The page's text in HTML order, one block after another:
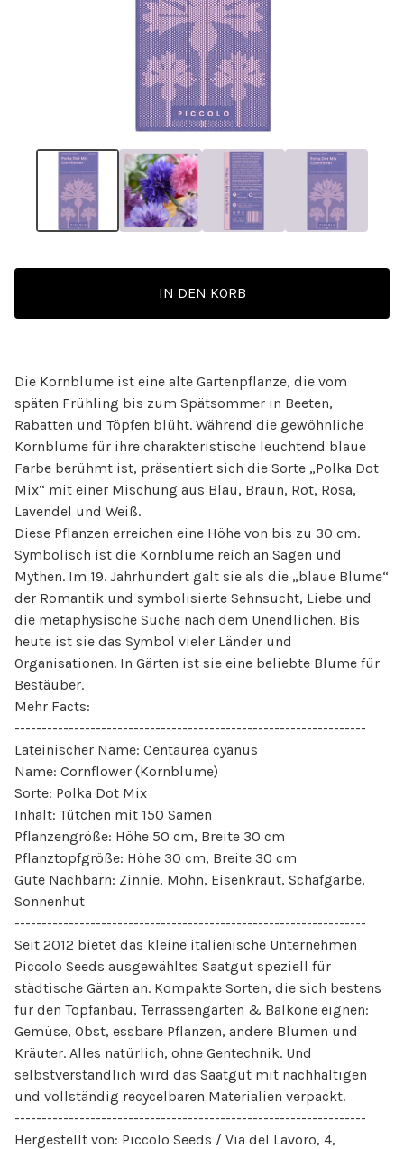
IN DEN KORB
Die Kornblume ist eine alte Gartenpflanze, die vom
späten Frühling bis zum Spätsommer in Beeten,
Rabatten und Töpfen blüht. Während die gewöhnliche
Kornblume für ihre charakteristische leuchtend blaue
Farbe berühmt ist, präsentiert sich die Sorte „Polka Dot
Mix“ mit einer Mischung aus Blau, Braun, Rot, Rosa,
Lavendel und Weiß.
Diese Pflanzen erreichen eine Höhe von bis zu 30 cm.
Symbolisch ist die Kornblume reich an Sagen und
Mythen. Im 19. Jahrhundert galt sie als die „blaue Blume“
der Romantik und symbolisierte Sehnsucht, Liebe und
die metaphysische Suche nach dem Unendlichen. Bis
heute ist sie das Symbol vieler Länder und
Organisationen. In Gärten ist sie eine beliebte Blume für
Bestäuber.
Mehr Facts:
-----------------------------------------------------------------
Lateinischer Name: Centaurea cyanus
Name: Cornflower (Kornblume)
Sorte: Polka Dot Mix
Inhalt: Tütchen mit 150 Samen
Pflanzengröße: Höhe 50 cm, Breite 30 cm
Pflanztopfgröße: Höhe 30 cm, Breite 30 cm
Gute Nachbarn: Zinnie, Mohn, Eisenkraut, Schafgarbe,
Sonnenhut
-----------------------------------------------------------------
Seit 2012 bietet das kleine italienische Unternehmen
Piccolo Seeds ausgewähltes Saatgut speziell für
städtische Gärten an. Kompakte Sorten, die sich bestens
für den Topfanbau, Terrassengärten & Balkone eignen:
Gemüse, Obst, essbare Pflanzen, andere Blumen und
Kräuter. Alles natürlich, ohne Gentechnik. Und
selbstverständlich wird das Saatgut mit nachhaltigen
und vollständig recycelbaren Materialien verpackt.
-----------------------------------------------------------------
Hergestellt von: Piccolo Seeds / Via del Lavoro, 4,